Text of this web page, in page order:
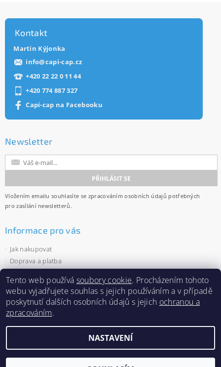
Kontakt
Martin Kýjonka
info@capi-cap.cz
+420 22 22 0 11 44
+420 774 887 327
Capi-cap na Facebooku
Newsletter
Vložením emailu souhlasíte se zpracováním osobních údajů potřebných
pro zasílání newsletterů.
Informace pro vás
Jak nakupovat
Doprava a platba
Ochrana osobních údajů
Velkoobchod
Zásady používání souborů cookies
2026 ©Capi-cap.cz, všechna práva vyhrazena
Tento web používá soubory cookie. Procházením tohoto
webu vyjadřujete souhlas s jejich používáním a v případě
poskytnutí dalších osobních údajů s jejich ochranou a
zpracováním.
NASTAVENÍ